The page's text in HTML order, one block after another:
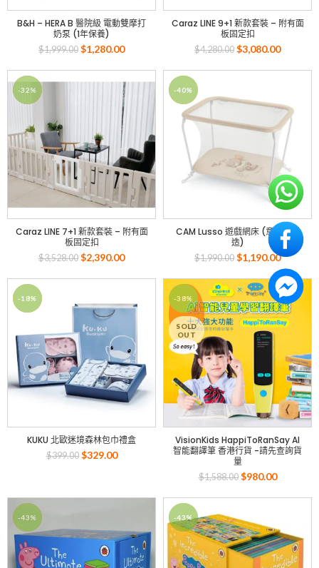
B&H – HERA B 醫院級 電動雙摩打
奶泵 (1年保養)
$1,999.00 $1,280.00
Caraz LINE 9+1 新款套裝 – 附有面
板固定扣
$4,280.00 $3,080.00
-32%
Caraz LINE 7+1 新款套裝 – 附有面
板固定扣
$3,528.00 $2,390.00
-40%
CAM Lusso 遊戲網床 (意大利製
造)
$1,990.00 $1,190.00
-18%
KUKU 北歐迷境森林包巾禮盒
$399.00 $329.00
-38%
SOLD
OUT
VisionKids HappiToRanSay AI
智能翻譯筆 香港行貨 -請先查詢貨
量
$1,588.00 $980.00
-43% -43%